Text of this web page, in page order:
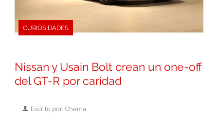
CURIOSIDADES
Nissan y Usain Bolt crean un one-off
del GT-R por caridad
Escrito por: Chema